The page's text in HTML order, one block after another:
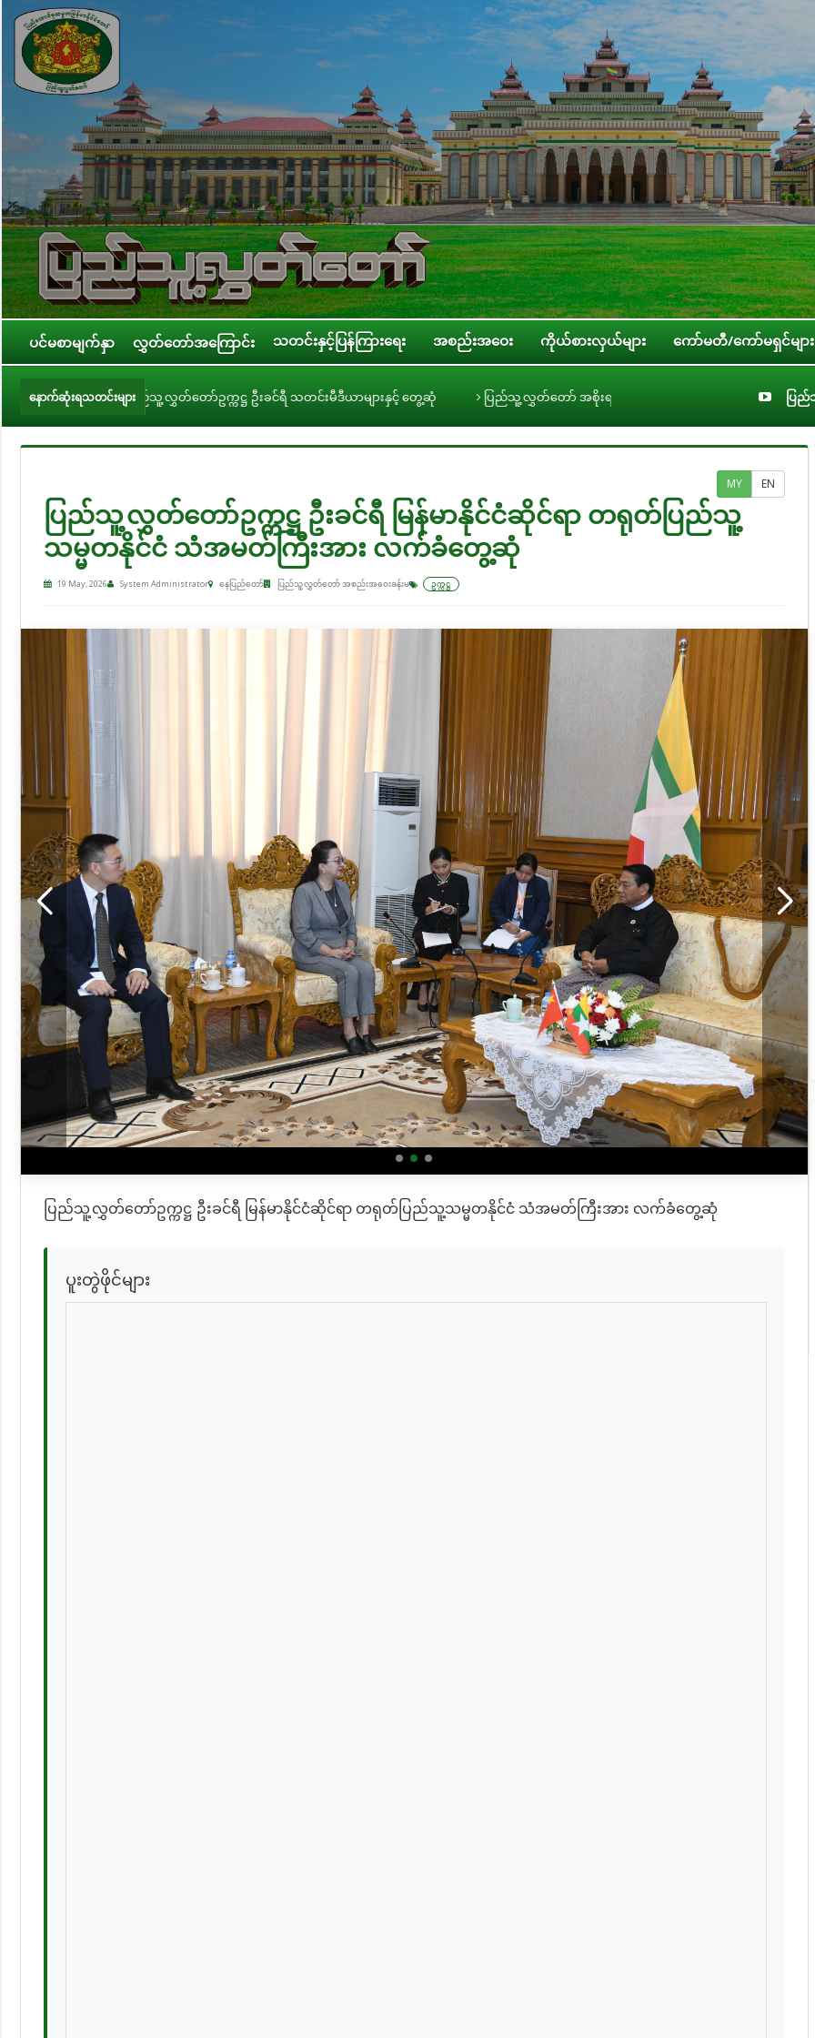
ပင်မစာမျက်နှာ လွှတ်တော်အကြောင်း သတင်းနှင့်ပြန်ကြားရေး အစည်းအဝေး ကိုယ်စားလှယ်များ ကော်မတီ/ကော်မရှင်များ
နောက်ဆုံးရသတင်းများ
တ်တော်ဥက္ကဋ္ဌ ဦးခင်ရီ သတင်းမီဒီယာများနှင့် တွေ့ဆုံ ပြည်သူ့လွှတ်တော် အစိုးရ၏ အာမခံချက်များ၊ ကတိများနှင့် တာဝန်ခံချက်များစိစစ်ရေးကော်မတီပြ
MY EN
ပြည်သူ့လွှတ်တော်ဥက္ကဋ္ဌ ဦးခင်ရီ မြန်မာနိုင်ငံဆိုင်ရာ တရုတ်ပြည်သူ့
သမ္မတနိုင်ငံ သံအမတ်ကြီးအား လက်ခံတွေ့ဆုံ
19 May, 2026 System Administrator နေပြည်တော် ပြည်သူ့လွှတ်တော် အစည်းအဝေးခန်းမ ဥက္ကဋ္ဌ
ပြည်သူ့လွှတ်တော်ဥက္ကဋ္ဌ ဦးခင်ရီ မြန်မာနိုင်ငံဆိုင်ရာ တရုတ်ပြည်သူ့သမ္မတနိုင်ငံ သံအမတ်ကြီးအား လက်ခံတွေ့ဆုံ
ပူးတွဲဖိုင်များ